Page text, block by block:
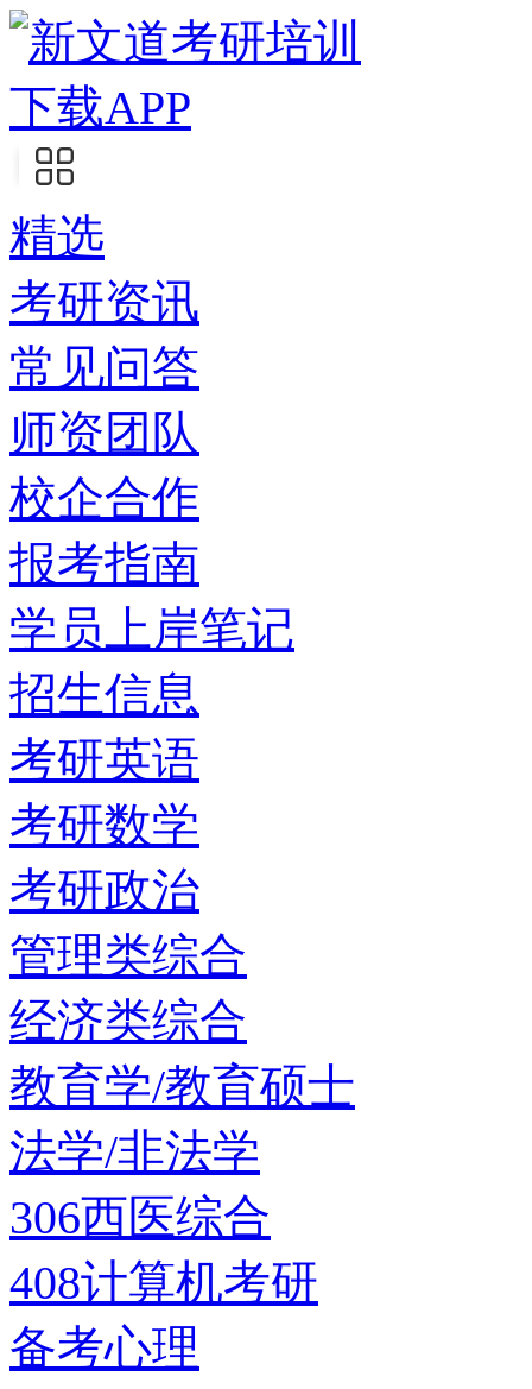
下载APP
精选
考研资讯
常见问答
师资团队
校企合作
报考指南
学员上岸笔记
招生信息
考研英语
考研数学
考研政治
管理类综合
经济类综合
教育学/教育硕士
法学/非法学
306西医综合
408计算机考研
备考心理